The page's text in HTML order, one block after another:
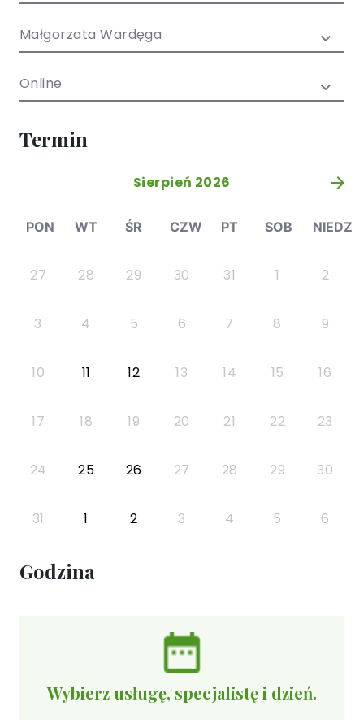
młodzieży
Małgorzata Wardęga
Online
Termin
Sierpień 2026 »
PON WT ŚR CZW PT SOB NIEDZ
27 28 29 30 31 1 2
3 4 5 6 7 8 9
10 11 12 13 14 15 16
17 18 19 20 21 22 23
24 25 26 27 28 29 30
31 1 2 3 4 5 6
Godzina
Wybierz usługę, specjalistę i dzień.